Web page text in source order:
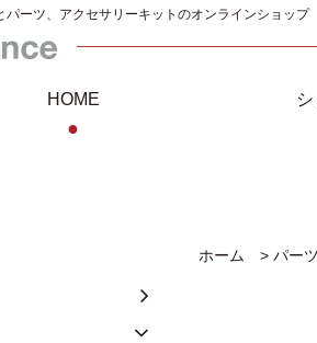
パーツ、アクセサリーキットのオンラインショップ
HOME
●
ホーム > パー